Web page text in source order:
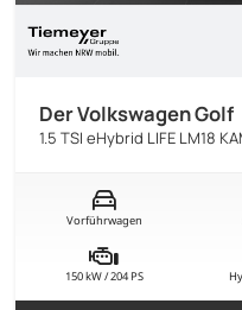
Der Volkswagen Golf
1.5 TSI eHybrid LIFE LM18
Vorführwagen
150 kW / 204 PS